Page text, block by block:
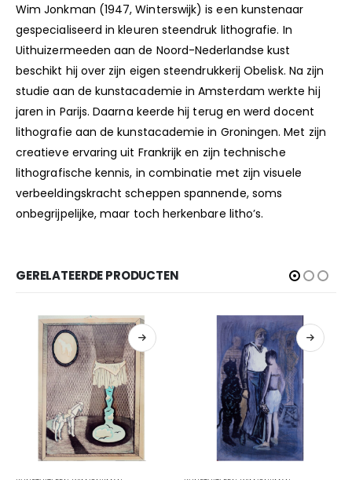
Wim Jonkman (1947, Winterswijk) is een kunstenaar
gespecialiseerd in kleuren steendruk lithografie. In
Uithuizermeeden aan de Noord-Nederlandse kust
beschikt hij over zijn eigen steendrukkerij Obelisk. Na zijn
studie aan de kunstacademie in Amsterdam werkte hij
jaren in Parijs. Daarna keerde hij terug en werd docent
lithografie aan de kunstacademie in Groningen. Met zijn
creatieve ervaring uit Frankrijk en zijn technische
lithografische kennis, in combinatie met zijn visuele
verbeeldingskracht scheppen spannende, soms
onbegrijpelijke, maar toch herkenbare litho’s.
GERELATEERDE PRODUCTEN